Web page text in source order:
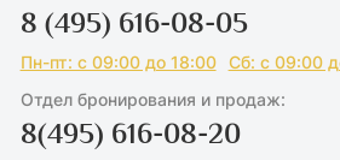
8 (495) 616-08-05
Пн-пт: с 09:00 до 18:00
Сб: с 09:00
Отдел бронирования и продаж:
8(495) 616-08-20